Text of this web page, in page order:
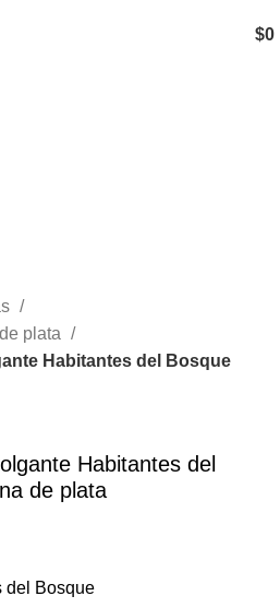
$0
plata
Habitantes del Bosque
Habitantes del
de plata
del Bosque